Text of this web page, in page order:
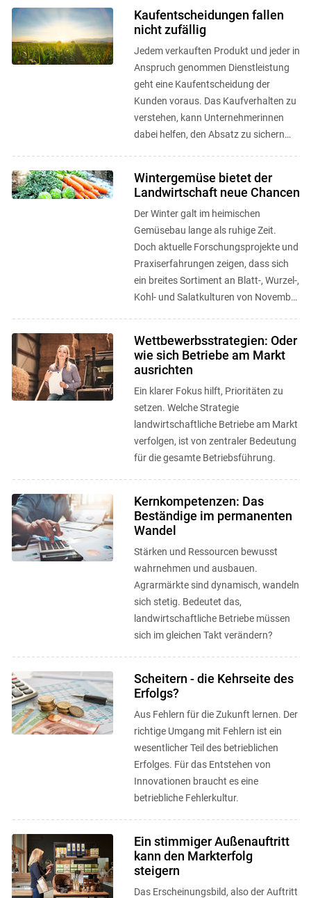
Kaufentscheidungen fallen
nicht zufällig
Jedem verkauften Produkt und jeder in
Anspruch genommen Dienstleistung
geht eine Kaufentscheidung der
Kunden voraus. Das Kaufverhalten zu
verstehen, kann Unternehmerinnen
dabei helfen, den Absatz zu sichern
Wintergemüse bietet der
Landwirtschaft neue Chancen
Der Winter galt im heimischen
Gemüsebau lange als ruhige Zeit.
Doch aktuelle Forschungsprojekte und
Praxiserfahrungen zeigen, dass sich
ein breites Sortiment an Blatt-, Wurzel-,
Kohl- und Salatkulturen von November
Wettbewerbsstrategien: Oder
wie sich Betriebe am Markt
ausrichten
Ein klarer Fokus hilft, Prioritäten zu
setzen. Welche Strategie
landwirtschaftliche Betriebe am Markt
verfolgen, ist von zentraler Bedeutung
für die gesamte Betriebsführung.
Kernkompetenzen: Das
Beständige im permanenten
Wandel
Stärken und Ressourcen bewusst
wahrnehmen und ausbauen.
Agrarmärkte sind dynamisch, wandeln
sich stetig. Bedeutet das,
landwirtschaftliche Betriebe müssen
sich im gleichen Takt verändern?
Scheitern - die Kehrseite des
Erfolgs?
Aus Fehlern für die Zukunft lernen. Der
richtige Umgang mit Fehlern ist ein
wesentlicher Teil des betrieblichen
Erfolges. Für das Entstehen von
Innovationen braucht es eine
betriebliche Fehlerkultur.
Ein stimmiger Außenauftritt
kann den Markterfolg
steigern
Das Erscheinungsbild, also der Auftritt